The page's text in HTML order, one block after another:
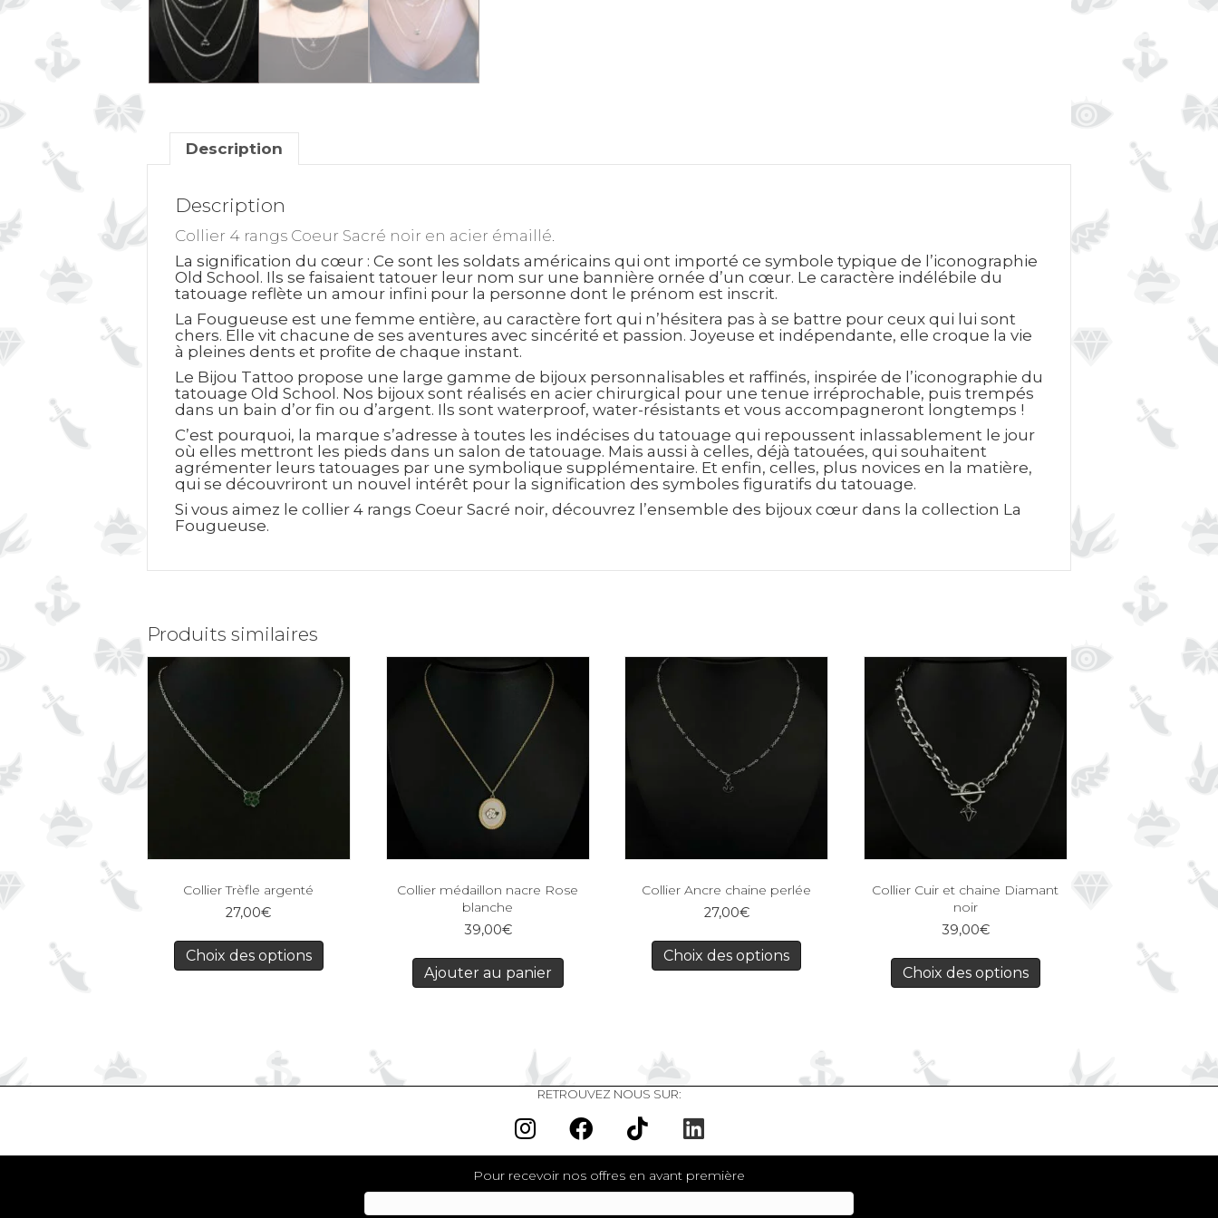
Description
Description
Collier 4 rangs Coeur Sacré noir en acier émaillé.
La signification du cœur : Ce sont les soldats américains qui ont importé ce symbole typique de l’iconographie
Old School. Ils se faisaient tatouer leur nom sur une bannière ornée d’un cœur. Le caractère indélébile du
tatouage reflète un amour infini pour la personne dont le prénom est inscrit.
La Fougueuse est une femme entière, au caractère fort qui n’hésitera pas à se battre pour ceux qui lui sont
chers. Elle vit chacune de ses aventures avec sincérité et passion. Joyeuse et indépendante, elle croque la vie
à pleines dents et profite de chaque instant.
Le Bijou Tattoo propose une large gamme de bijoux personnalisables et raffinés, inspirée de l’iconographie du
tatouage Old School. Nos bijoux sont réalisés en acier chirurgical pour une tenue irréprochable, puis trempés
dans un bain d’or fin ou d’argent. Ils sont waterproof, water-résistants et vous accompagneront longtemps !
C’est pourquoi, la marque s’adresse à toutes les indécises du tatouage qui repoussent inlassablement le jour
où elles mettront les pieds dans un salon de tatouage. Mais aussi à celles, déjà tatouées, qui souhaitent
agrémenter leurs tatouages par une symbolique supplémentaire. Et enfin, celles, plus novices en la matière,
qui se découvriront un nouvel intérêt pour la signification des symboles figuratifs du tatouage.
Si vous aimez le collier 4 rangs Coeur Sacré noir, découvrez l’ensemble des bijoux cœur dans la collection La
Fougueuse.
Produits similaires
Collier Trèfle argenté
27,00€
Choix des options
Collier médaillon nacre Rose
blanche
39,00€
Ajouter au panier
Collier Ancre chaine perlée
27,00€
Choix des options
Collier Cuir et chaine Diamant
noir
39,00€
Choix des options
RETROUVEZ NOUS SUR:
Pour recevoir nos offres en avant première